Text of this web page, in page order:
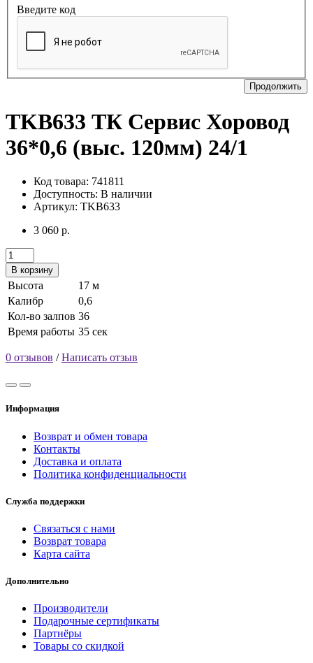
Введите код
Продолжить
TKB633 ТК Сервис Хоровод
36*0,6 (выс. 120мм) 24/1
Код товара: 741811
Доступность: В наличии
Артикул: TKB633
3 060 р.
В корзину
Высота
17 м
Калибр
0,6
Кол-во залпов 36
Время работы 35 сек
0 отзывов /Написать отзыв
Информация
Возврат и обмен товара
Контакты
Доставка и оплата
Политика конфиденциальности
Служба поддержки
Связаться с нами
Возврат товара
Карта сайта
Дополнительно
Производители
Подарочные сертификаты
Партнёры
Товары со скидкой